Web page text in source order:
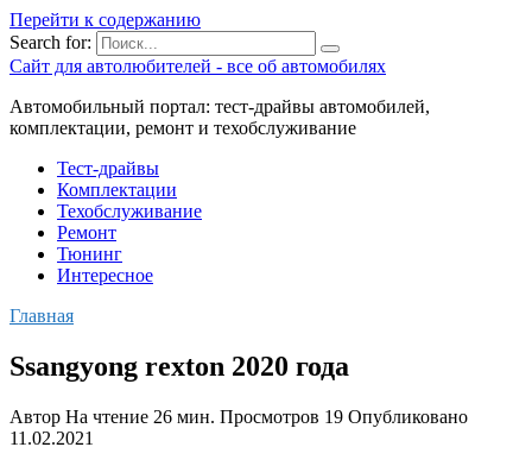
Перейти к содержанию
Search for:
Сайт для автолюбителей - все об автомобилях
Автомобильный портал: тест-драйвы автомобилей,
комплектации, ремонт и техобслуживание
Тест-драйвы
Комплектации
Техобслуживание
Ремонт
Тюнинг
Интересное
Главная
Ssangyong rexton 2020 года
Автор На чтение 26 мин. Просмотров 19 Опубликовано
11.02.2021